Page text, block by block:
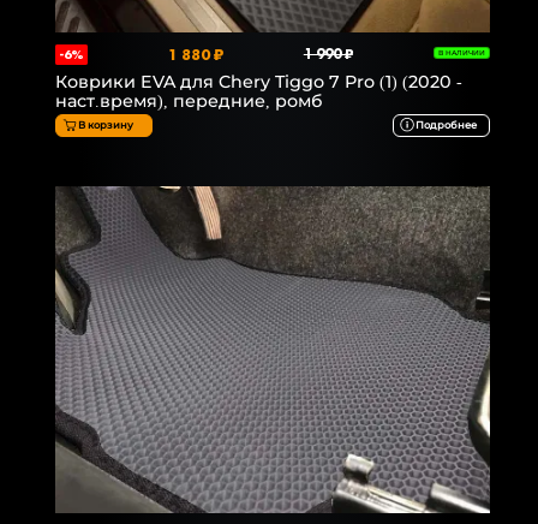
-6% 1 880 ₽ 1 990 ₽ В НАЛИЧИИ
Коврики EVA для Chery Tiggo 7 Pro (1) (2020 -
наст.время), передние, ромб
В корзину Подробнее